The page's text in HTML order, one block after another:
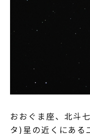
おおぐま座、北斗
タ)星の近くにある